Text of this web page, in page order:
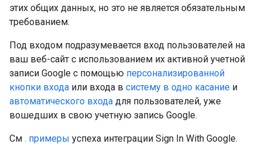
этих общих данных, но это не является обязательным
требованием.
Под входом подразумевается вход пользователей на
ваш веб-сайт с использованием их активной учетной
записи Google с помощью персонализированной
кнопки входа или входа в систему в одно касание и
автоматического входа для пользователей, уже
вошедших в свою учетную запись Google.
См . примеры успеха интеграции Sign In With Google.